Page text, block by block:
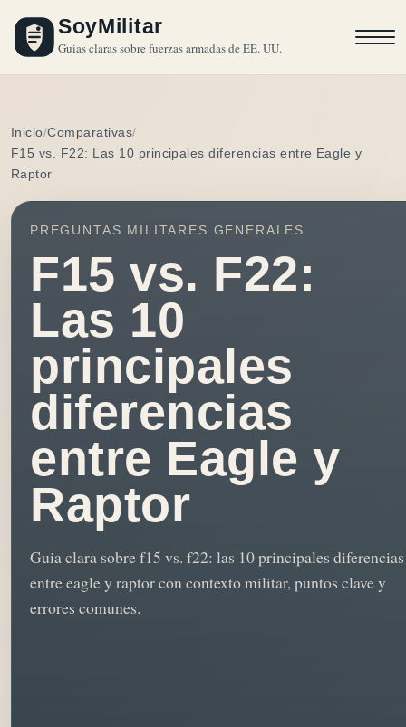
SoyMilitar
Guias claras sobre fuerzas armadas de EE. UU.
Inicio Comparativas
F15 vs. F22: Las 10 principales diferencias entre Eagle y
Raptor
PREGUNTAS MILITARES GENERALES
F15 vs. F22:
Las 10
principales
diferencias
entre Eagle y
Raptor
Guia clara sobre f15 vs. f22: las 10 principales diferencias
entre eagle y raptor con contexto militar, puntos clave y
errores comunes.